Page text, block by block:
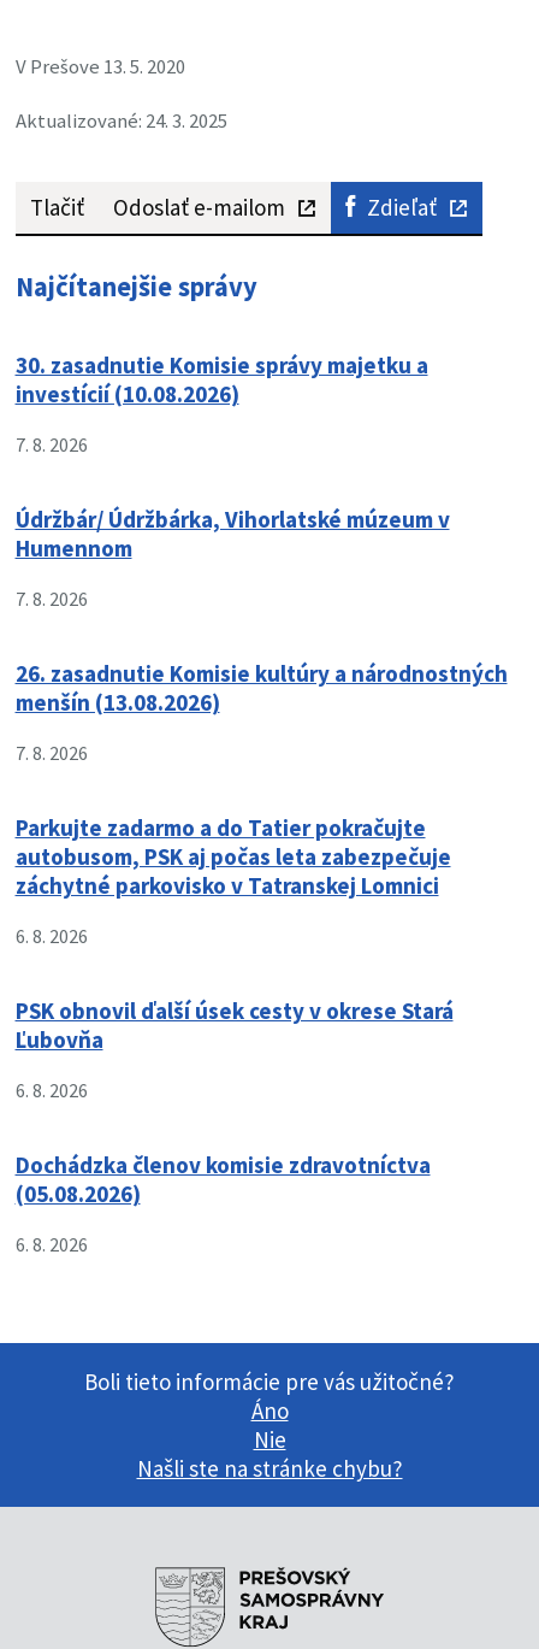
V Prešove 13. 5. 2020
Aktualizované: 24. 3. 2025
Tlačiť Odoslať e-mailom Zdieľať
Najčítanejšie správy
30. zasadnutie Komisie správy majetku a
investícií (10.08.2026)
7. 8. 2026
Údržbár/ Údržbárka, Vihorlatské múzeum v
Humennom
7. 8. 2026
26. zasadnutie Komisie kultúry a národnostných
menšín (13.08.2026)
7. 8. 2026
Parkujte zadarmo a do Tatier pokračujte
autobusom, PSK aj počas leta zabezpečuje
záchytné parkovisko v Tatranskej Lomnici
6. 8. 2026
PSK obnovil ďalší úsek cesty v okrese Stará
Ľubovňa
6. 8. 2026
Dochádzka členov komisie zdravotníctva
(05.08.2026)
6. 8. 2026
Boli tieto informácie pre vás užitočné?
Áno
Nie
Našli ste na stránke chybu?